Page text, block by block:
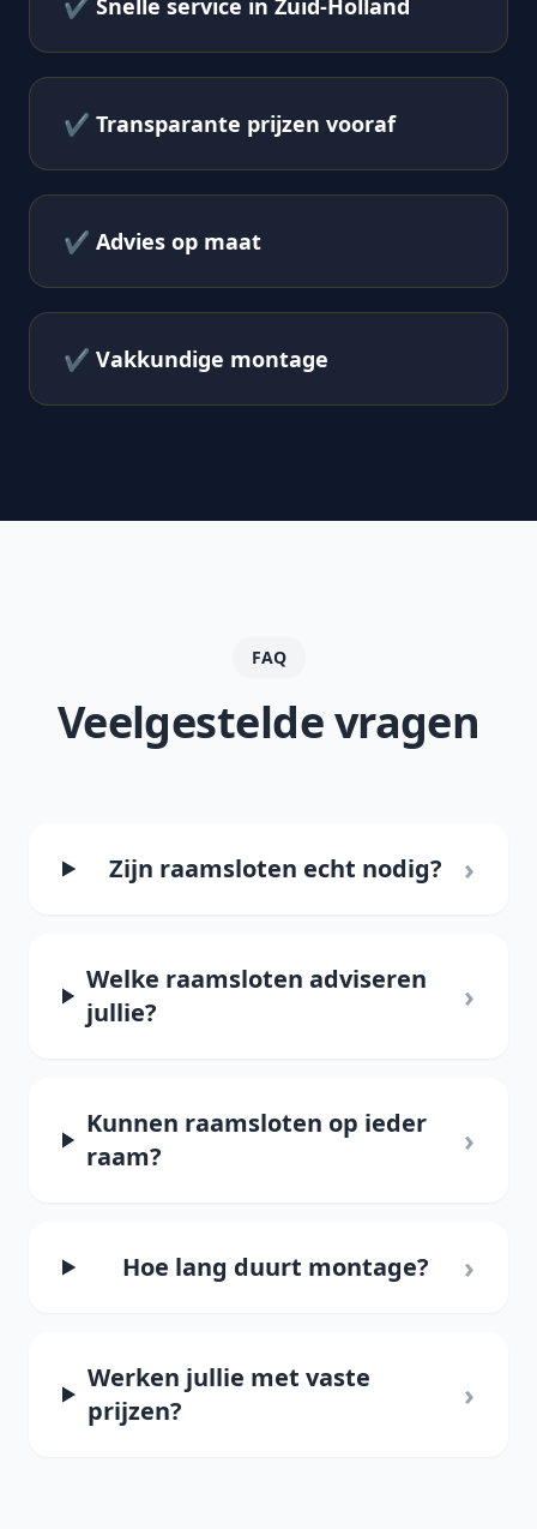
✔ Snelle service in Zuid-Holland
✔ Transparante prijzen vooraf
✔ Advies op maat
✔ Vakkundige montage
FAQ
Veelgestelde vragen
Zijn raamsloten echt nodig? ›
Welke raamsloten adviseren
jullie?
›
Kunnen raamsloten op ieder
raam?
›
Hoe lang duurt montage? ›
Werken jullie met vaste
prijzen?
›